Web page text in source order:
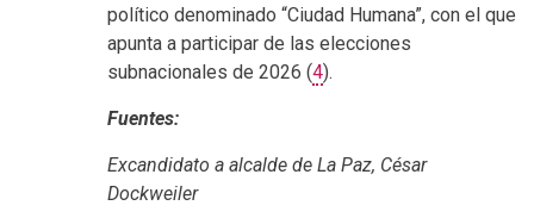
político denominado “Ciudad Humana”, con el que
apunta a participar de las elecciones
subnacionales de 2026 (4).
Fuentes:
Excandidato a alcalde de La Paz, César
Dockweiler